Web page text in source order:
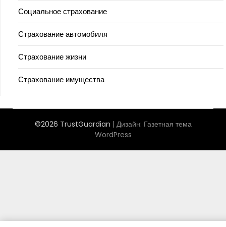
Социальное страхование
Страхование автомобиля
Страхование жизни
Страхование имущества
©2026 TrustGuardian | Дизайн: Газетная тема
WordPress